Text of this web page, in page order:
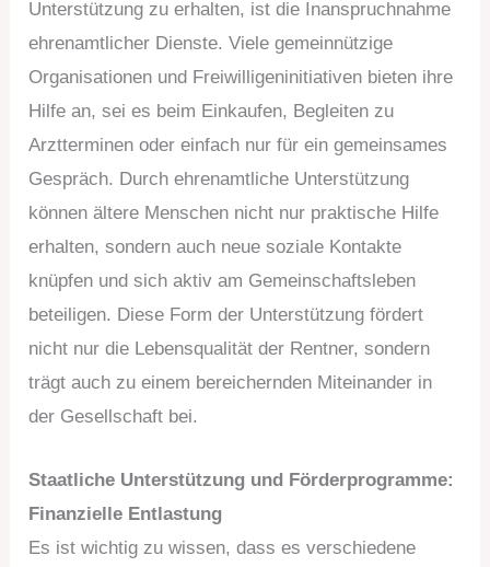
Unterstützung zu erhalten, ist die Inanspruchnahme
ehrenamtlicher Dienste. Viele gemeinnützige
Organisationen und Freiwilligeninitiativen bieten ihre
Hilfe an, sei es beim Einkaufen, Begleiten zu
Arztterminen oder einfach nur für ein gemeinsames
Gespräch. Durch ehrenamtliche Unterstützung
können ältere Menschen nicht nur praktische Hilfe
erhalten, sondern auch neue soziale Kontakte
knüpfen und sich aktiv am Gemeinschaftsleben
beteiligen. Diese Form der Unterstützung fördert
nicht nur die Lebensqualität der Rentner, sondern
trägt auch zu einem bereichernden Miteinander in
der Gesellschaft bei.
Staatliche Unterstützung und Förderprogramme:
Finanzielle Entlastung
Es ist wichtig zu wissen, dass es verschiedene